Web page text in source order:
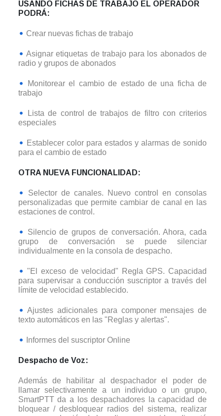
USANDO FICHAS DE TRABAJO EL OPERADOR
PODRÁ:
Crear nuevas fichas de trabajo
Asignar etiquetas de trabajo para los abonados de
radio y grupos de abonados
Monitorear el cambio de estado de una ficha de
trabajo
Lista de control de trabajos de filtro con criterios
especiales
Establecer color para estados y alarmas de sonido
para el cambio de estado
OTRA NUEVA FUNCIONALIDAD:
Selector de canales. Nuevo control en consolas
personalizadas que permite cambiar de canal en las
estaciones de control.
Silencio de grupos de conversación. Ahora, cada
grupo de conversación se puede silenciar
individualmente en la consola de despacho.
"El exceso de velocidad" Regla GPS. Capacidad
para supervisar a conducción suscriptor a través del
límite de velocidad establecido.
Ajustes adicionales para componer mensajes de
texto automáticos en las "Reglas y alertas".
Informes del suscriptor Online
Despacho de Voz:
Además de habilitar al despachador el poder de
llamar selectivamente a un individuo o un grupo,
SmartPTT da a los despachadores la capacidad de
bloquear / desbloquear radios del sistema, realizar